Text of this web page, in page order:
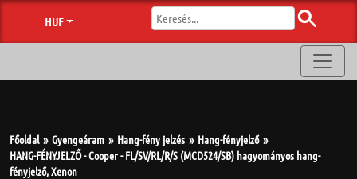
HUF
Főoldal Gyengeáram Hang-fény jelzés
Hang-fényjelző
HANG-FÉNYJELZŐ - Cooper - FL/SV/RL/R/S (MCD524/SB) hagyományos hang-
fényjelző, Xenon